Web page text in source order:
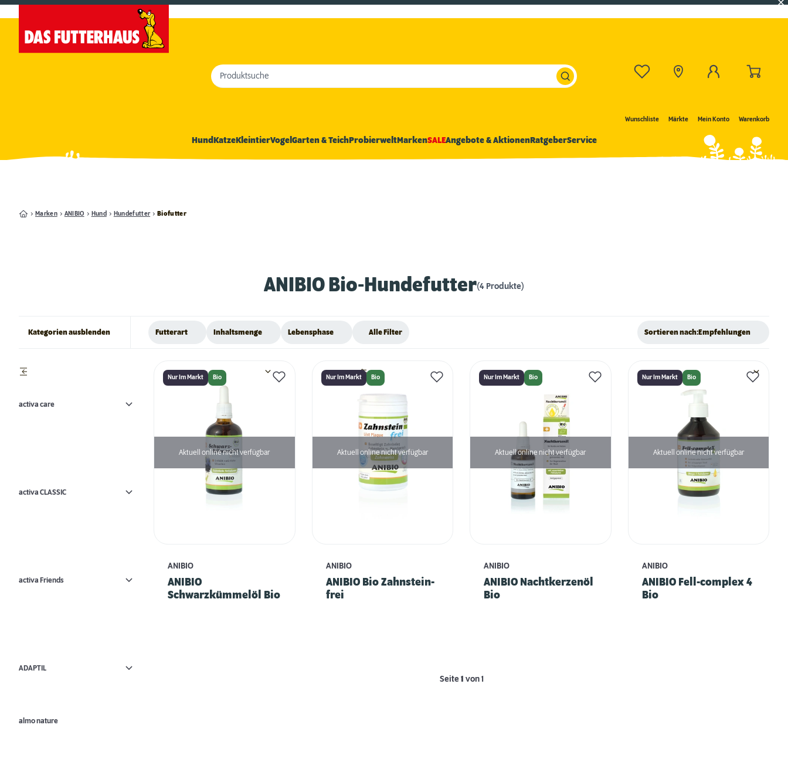
Wunschliste Märkte Mein Konto Warenkorb
Produktsuche
HundKatzeKleintierVogel Garten & TeichProbierweltMarkenSALEAngebote & AktionenRatgeberService
Marken ANIBIO Hund Hundefutter Biofutter
ANIBIO Bio-Hundefutter(4 Produkte)
Kategorien ausblenden Futterart Inhaltsmenge Lebensphase Alle Filter Sortieren nach: Empfehlungen
activa care
activa CLASSIC
activa Friends
ADAPTIL
almo nature
Nur Im Markt Bio
Aktuell online nicht verfügbar
ANIBIO
ANIBIO
Schwarzkümmelöl Bio
Nur Im Markt Bio
Aktuell online nicht verfügbar
ANIBIO
ANIBIO Bio Zahnstein-
frei
Nur Im Markt Bio
Aktuell online nicht verfügbar
ANIBIO
ANIBIO Nachtkerzenöl
Bio
Nur Im Markt Bio
Aktuell online nicht verfügbar
ANIBIO
ANIBIO Fell-complex 4
Bio
Seite1 von 1